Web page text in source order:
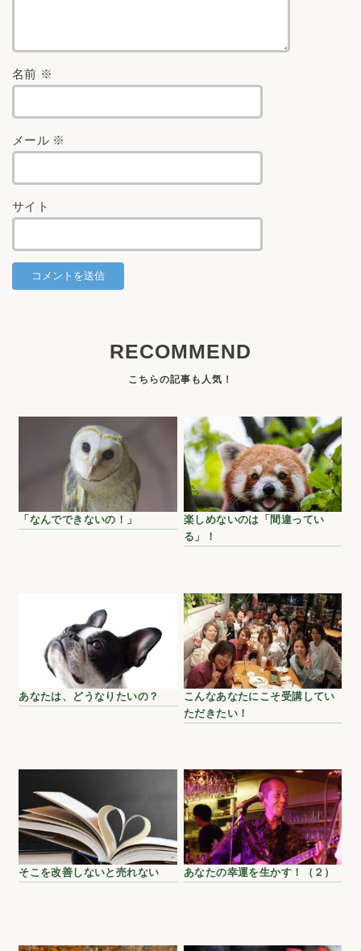
名前 ※
メール ※
サイト
RECOMMEND
「なんでできないの！」
楽しめないのは「間違ってい
る」！
あなたは、どうなりたいの？
こんなあなたにこそ受講してい
ただきたい！
そこを改善しないと売れない あなたの幸運を生かす！（２）